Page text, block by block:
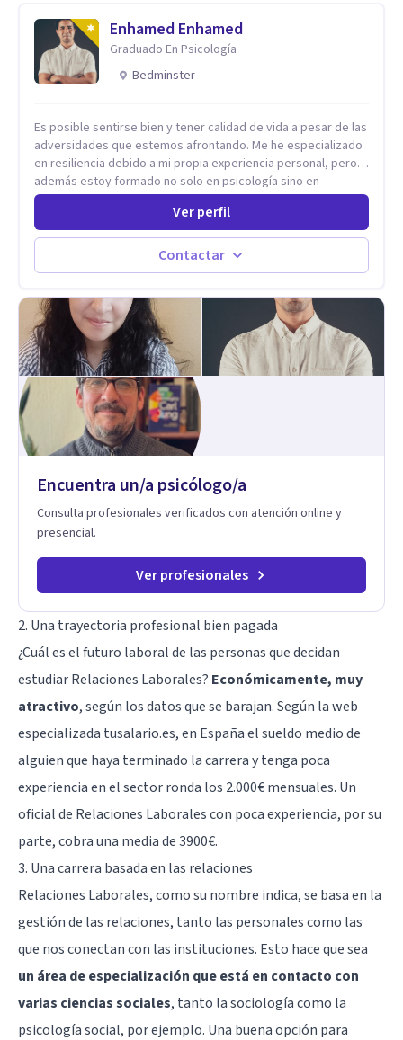
Adolescentes y AdultosEnhamed Enhamed
Graduado En Psicología
Bedminster
Es posible sentirse bien y tener calidad de vida a pesar de las
adversidades que estemos afrontando. Me he especializado
en resiliencia debido a mi propia experiencia personal, pero
además estoy formado no solo en psicología sino en
coaching y técnicas de alto impacto centradas en: depresión,
ansiedad y terapia de parejas. Sé que con el plan correcto y
el acompañamiento adecuado todo el mundo puede observar
cambios en menos de 5 sesiones. Mi experiencia profesional
me ha demostrado que no importan las dificultades sino las
Ver perfil
Contactar
Encuentra un/a psicólogo/a
Consulta profesionales verificados con atención online y
presencial.
Ver profesionales
2. Una trayectoria profesional bien pagada
¿Cuál es el futuro laboral de las personas que decidan
estudiar Relaciones Laborales? Económicamente, muy
atractivo, según los datos que se barajan. Según la web
especializada tusalario.es, en España el sueldo medio de
alguien que haya terminado la carrera y tenga poca
experiencia en el sector ronda los 2.000€ mensuales. Un
oficial de Relaciones Laborales con poca experiencia, por su
parte, cobra una media de 3900€.
3. Una carrera basada en las relaciones
Relaciones Laborales, como su nombre indica, se basa en la
gestión de las relaciones, tanto las personales como las
que nos conectan con las instituciones. Esto hace que sea
un área de especialización que está en contacto con
varias ciencias sociales, tanto lasociologíacomo la
psicología social, por ejemplo. Una buena opción para